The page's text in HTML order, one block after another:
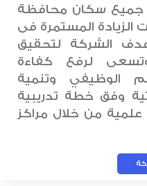
جميع سكان محافظة
الزيادة المستمرة فى
الشركة لتحقيق
وتسعى لرفع كفاءة
الوظيفي وتنمية
وفق خطة تدريبية
من خلال مراكز